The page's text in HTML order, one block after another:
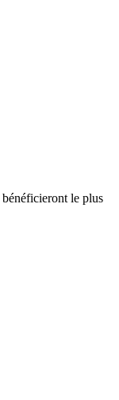
bénéficieront le plus